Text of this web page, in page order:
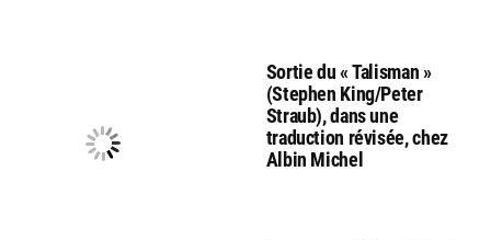
Sortie du « Talisman »
(Stephen King/Peter
Straub), dans une
traduction révisée, chez
Albin Michel